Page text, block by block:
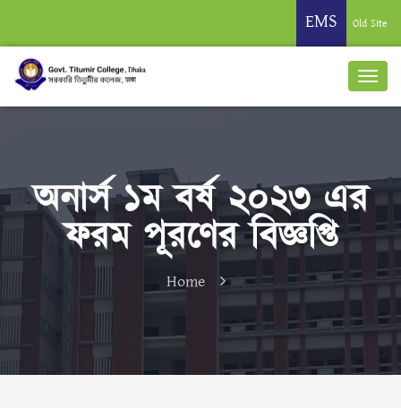
EMS Old Site
অনার্স ১ম বর্ষ ২০২৩ এর
ফরম পূরণের বিজ্ঞপ্তি
Home